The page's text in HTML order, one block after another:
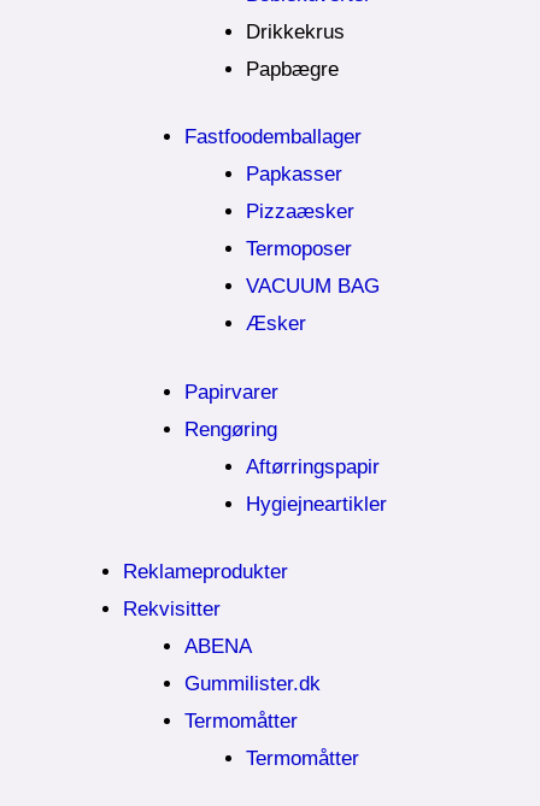
Drikkekrus
Papbægre
Fastfoodemballager
Papkasser
Pizzaæsker
Termoposer
VACUUM BAG
Æsker
Papirvarer
Rengøring
Aftørringspapir
Hygiejneartikler
Reklameprodukter
Rekvisitter
ABENA
Gummilister.dk
Termomåtter
Termomåtter